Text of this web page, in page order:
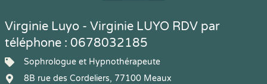
Virginie Luyo - Virginie LUYO RDV par
téléphone : 0678032185
Sophrologue et Hypnothérapeute
8B rue des Cordeliers, 77100 Meaux